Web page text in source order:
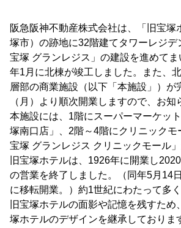
阪急阪神不動産株式会社は、「旧宝塚
塚市）の跡地に32階建てタワーレジデ
宝塚 グランレジス」の建設を進めて
年1月に北棟が竣工しました。また、
層部の商業施設（以下「本施設」）が
（月）より順次開業しますので、お知
本施設には、1階にスーパーマーケッ
塚南口店」、2階～4階にクリニックモ
宝塚 グランレジス クリニックモール」
旧宝塚ホテルは、1926年に開業し
の営業を終了しました。（同年5月14
に移転開業。）約1世紀にわたって多
旧宝塚ホテルの面影や記憶を残すため
塚ホテルのデザインを継承しておりま